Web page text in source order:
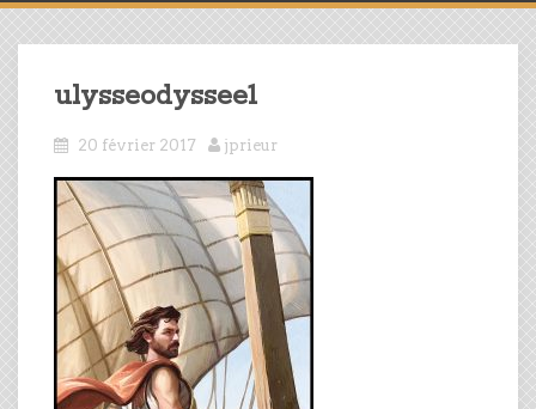
ulysseodyssee1
20 février 2017 jprieur